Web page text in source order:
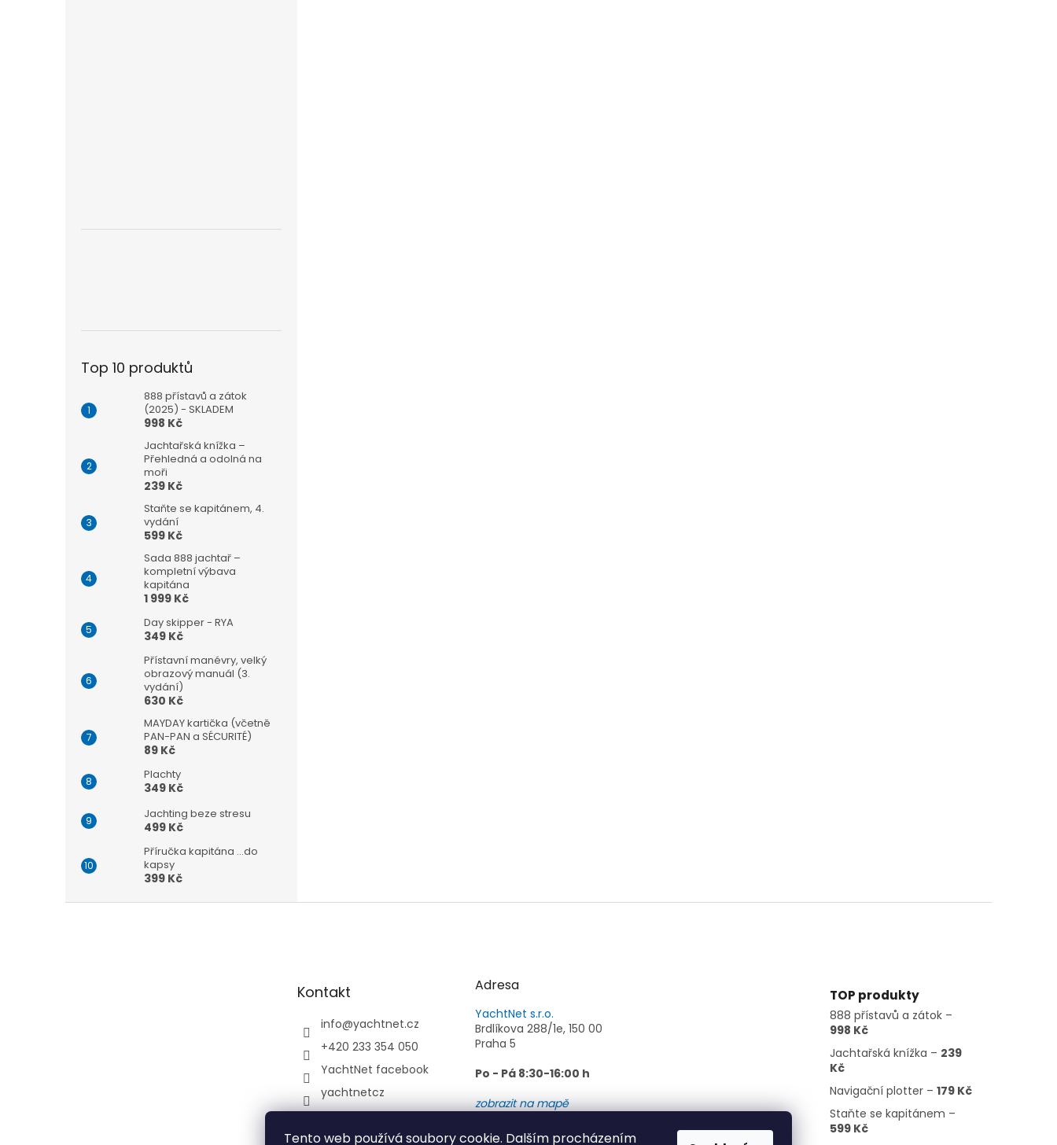
Tento web používá soubory cookie. Dalším procházením
Top 10 produktů
888 přístavů a zátok
(2025) - SKLADEM
998 Kč
Jachtařská knížka –
Přehledná a odolná na
moři
239 Kč
Staňte se kapitánem, 4.
vydání
599 Kč
Sada 888 jachtař –
kompletní výbava
kapitána
1 999 Kč
Day skipper - RYA
349 Kč
Přístavní manévry, velký
obrazový manuál (3.
vydání)
630 Kč
MAYDAY kartička (včetně
PAN-PAN a SÉCURITÉ)
89 Kč
Plachty
349 Kč
Jachting beze stresu
499 Kč
Příručka kapitána ...do
kapsy
399 Kč
Kontakt
info@yachtnet.cz
+420 233 354 050
YachtNet facebook
yachtnetcz
Adresa
YachtNet s.r.o.
Brdlíkova 288/1e, 150 00
Praha 5
Po - Pá 8:30-16:00 h
zobrazit na mapě
TOP produkty
888 přístavů a zátok –
998 Kč
Jachtařská knížka – 239
Kč
Navigační plotter –179 Kč
Staňte se kapitánem –
599 Kč